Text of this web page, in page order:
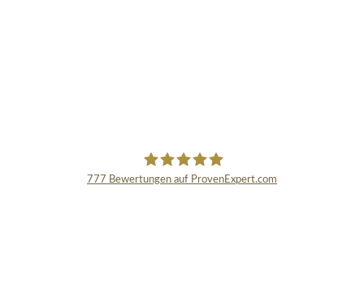
777 Bewertungen auf ProvenExpert.com